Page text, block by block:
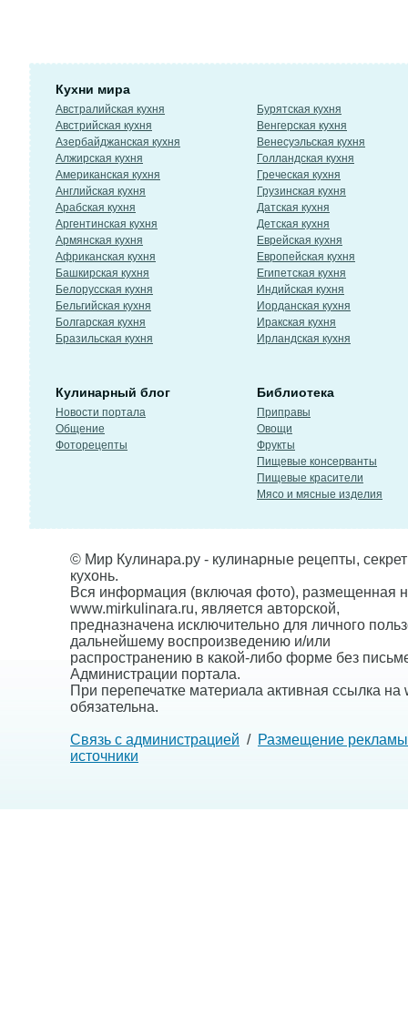
Кухни мира
Австралийская кухня
Австрийская кухня
Азербайджанская кухня
Алжирская кухня
Американская кухня
Английская кухня
Арабская кухня
Аргентинская кухня
Армянская кухня
Африканская кухня
Башкирская кухня
Белорусская кухня
Бельгийская кухня
Болгарская кухня
Бразильская кухня
Бурятская кухня
Венгерская кухня
Венесуэльская кухня
Голландская кухня
Греческая кухня
Грузинская кухня
Датская кухня
Детская кухня
Еврейская кухня
Европейская кухня
Египетская кухня
Индийская кухня
Иорданская кухня
Иракская кухня
Ирландская кухня
Кулинарный блог
Новости портала
Общение
Фоторецепты
Библиотека
Приправы
Овощи
Фрукты
Пищевые консерванты
Пищевые красители
Мясо и мясные изделия
© Мир Кулинара.ру - кулинарные рецепты,
кухонь.
Вся информация (включая фото), размещенная
www.mirkulinara.ru, является авторской,
предназначена исключительно для личного
дальнейшему воспроизведению и/или
распространению в какой-либо форме без
Администрации портала.
При перепечатке материала активная ссылка на
обязательна.
Связь с администрацией / Размещение рекламы
источники